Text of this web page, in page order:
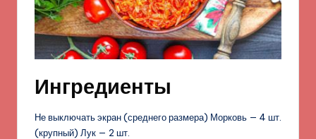
Ингредиенты
Не выключать экран (среднего размера) Морковь — 4 шт.
(крупный) Лук — 2 шт.